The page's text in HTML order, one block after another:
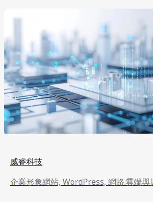
威睿科技
企業形象網站, WordPress, 網路.雲端與